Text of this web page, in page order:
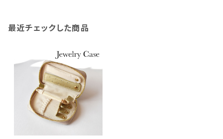
最近チェックした商品